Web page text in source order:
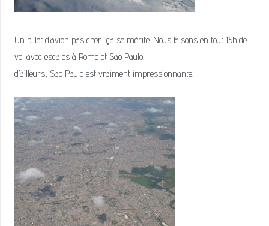
Un billet d’avion pas cher, ça se mérite. Nous faisons en tout 15h de
vol avec escales à Rome et Sao Paulo.
d’ailleurs, Sao Paulo est vraiment impressionnante.